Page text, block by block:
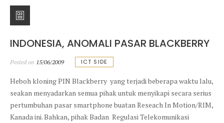
INDONESIA, ANOMALI PASAR BLACKBERRY
Posted on 15/06/2009 ICT SIDE
Heboh kloning PIN Blackberry yang terjadi beberapa waktu lalu,
seakan menyadarkan semua pihak untuk menyikapi secara serius
pertumbuhan pasar smartphone buatan Reseach In Motion/RIM,
Kanada ini. Bahkan, pihak Badan Regulasi Telekomunikasi